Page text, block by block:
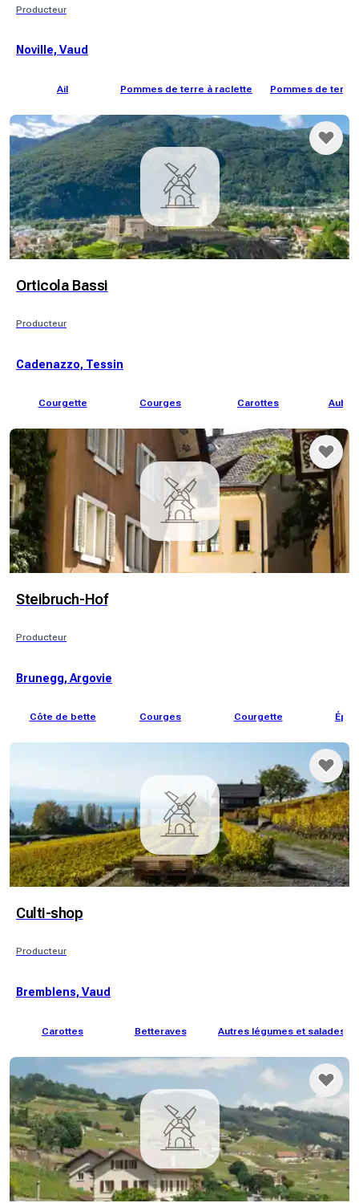
Producteur
Noville, Vaud
Ail Pommes de terre à raclette Pommes de terre
Orticola Bassi
Producteur
Cadenazzo, Tessin
Courgette Courges Carottes
Steibruch-Hof
Producteur
Brunegg, Argovie
Côte de bette Courges Courgette
Culti-shop
Producteur
Bremblens, Vaud
Carottes Betteraves Autres légumes et salades